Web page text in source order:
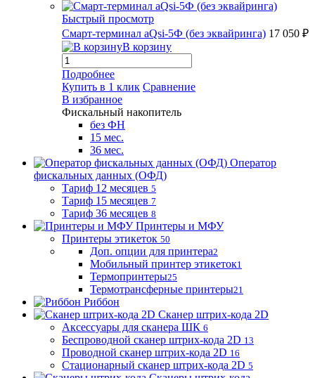
Быстрый просмотр
Смарт-терминал aQsi-5Ф (без эквайринга) 17 050 ₽
В корзину
Подробнее
Купить в 1 клик Сравнение
В избранное
Фискальный накопитель
без ФН
15 мес.
36 мес.
Оператор
фискальных данных (ОФД)
Тариф 12 месяцев 5
Тариф 15 месяцев 7
Тариф 36 месяцев 8
Принтеры и МФУ
Принтеры этикеток 50
Доп. опции для принтера2
Мобильный принтер этикеток1
Термопринтеры25
Термотрансферные принтеры21
Риббон
Сканер штрих-кода 2D
Аксессуары для сканера ШК 6
Беспроводной сканер штрих-кода 2D 13
Проводной сканер штрих-кода 2D 16
Стационарный сканер штрих-кода 2D 5